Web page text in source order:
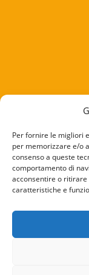
Per fornire le migliori
per memorizzare e/o
consenso a queste
comportamento di
acconsentire o ritirare
caratteristiche e